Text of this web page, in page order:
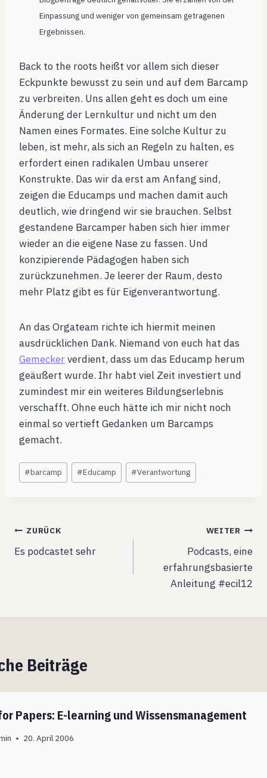
Einpassung und weniger von gemeinsam getragenen
Ergebnissen.
Back to the roots heißt vor allem sich dieser
Eckpunkte bewusst zu sein und auf dem Barcamp
zu verbreiten. Uns allen geht es doch um eine
Änderung der Lernkultur und nicht um den
Namen eines Formates. Eine solche Kultur zu
leben, ist mehr, als sich an Regeln zu halten, es
erfordert einen radikalen Umbau unserer
Konstrukte. Das wir da erst am Anfang sind,
zeigen die Educamps und machen damit auch
deutlich, wie dringend wir sie brauchen. Selbst
gestandene Barcamper haben sich hier immer
wieder an die eigene Nase zu fassen. Und
konzipierende Pädagogen haben sich
zurückzunehmen. Je leerer der Raum, desto
mehr Platz gibt es für Eigenverantwortung.
An das Orgateam richte ich hiermit meinen
ausdrücklichen Dank. Niemand von euch hat das
Gemeckerverdient, dass um das Educamp herum
geäußert wurde. Ihr habt viel Zeit investiert und
zumindest mir ein weiteres Bildungserlebnis
verschafft. Ohne euch hätte ich mir nicht noch
einmal so vertieft Gedanken um Barcamps
gemacht.
Schlagworte:
#barcamp #Educamp #Verantwortung
Beitragsnavigation
ZURÜCK
Es podcastet sehr
WEITER
Podcasts, eine
erfahrungsbasierte
Anleitung #ecil12
Beiträge
Papers: E-learning und Wissensmanagement
20. April 2006